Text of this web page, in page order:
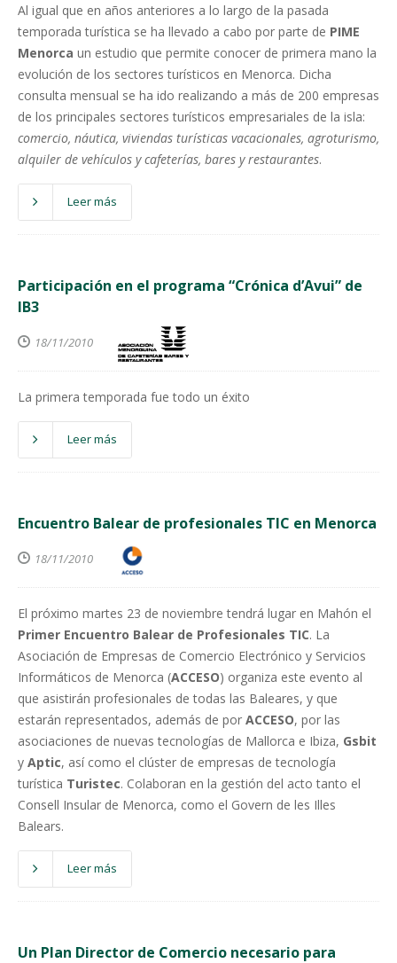
Al igual que en años anteriores a lo largo de la pasada
temporada turística se ha llevado a cabo por parte de PIME
Menorca un estudio que permite conocer de primera mano la
evolución de los sectores turísticos en Menorca. Dicha
consulta mensual se ha ido realizando a más de 200 empresas
de los principales sectores turísticos empresariales de la isla:
comercio, náutica, viviendas turísticas vacacionales, agroturismo,
alquiler de vehículos y cafeterías, bares y restaurantes.
Leer más
Participación en el programa “Crónica d’Avui” de
IB3
18/11/2010
La primera temporada fue todo un éxito
Leer más
Encuentro Balear de profesionales TIC en Menorca
18/11/2010
El próximo martes 23 de noviembre tendrá lugar en Mahón el
Primer Encuentro Balear de Profesionales TIC. La
Asociación de Empresas de Comercio Electrónico y Servicios
Informáticos de Menorca (ACCESO) organiza este evento al
que asistirán profesionales de todas las Baleares, y que
estarán representados, además de por ACCESO, por las
asociaciones de nuevas tecnologías de Mallorca e Ibiza, Gsbit
y Aptic, así como el clúster de empresas de tecnología
turística Turistec. Colaboran en la gestión del acto tanto el
Consell Insular de Menorca, como el Govern de les Illes
Balears.
Leer más
Un Plan Director de Comercio necesario para